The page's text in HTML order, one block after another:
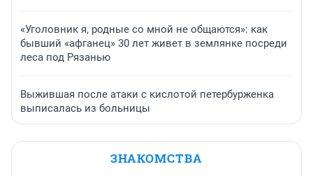
«Уголовник я, родные со мной не общаются»: как
бывший «афганец» 30 лет живет в землянке посреди
леса под Рязанью
Выжившая после атаки с кислотой петербурженка
выписалась из больницы
ЗНАКОМСТВА